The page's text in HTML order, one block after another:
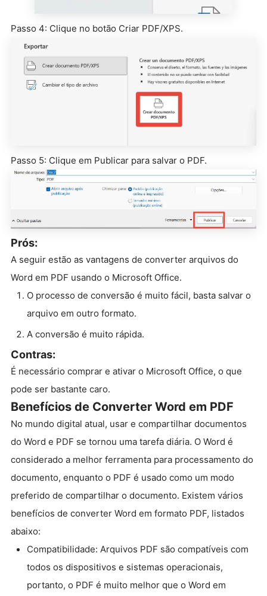
Passo 4: Clique no botão Criar PDF/XPS.
Passo 5: Clique em Publicar para salvar o PDF.
Prós:
A seguir estão as vantagens de converter arquivos do
Word em PDF usando o Microsoft Office.
O processo de conversão é muito fácil, basta salvar o
arquivo em outro formato.
A conversão é muito rápida.
Contras:
É necessário comprar e ativar o Microsoft Office, o que
pode ser bastante caro.
Benefícios de Converter Word em PDF
No mundo digital atual, usar e compartilhar documentos
do Word e PDF se tornou uma tarefa diária. O Word é
considerado a melhor ferramenta para processamento do
documento, enquanto o PDF é usado como um modo
preferido de compartilhar o documento. Existem vários
benefícios de converter Word em formato PDF, listados
abaixo:
Compatibilidade: Arquivos PDF são compatíveis com
todos os dispositivos e sistemas operacionais,
portanto, o PDF é muito melhor que o Word em